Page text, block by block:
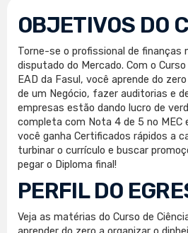
OBJETIVOS DO
Torne-se o profissional de finanças
disputado do Mercado. Com o
EAD da Fasul, você aprende do
de um Negócio, fazer auditorias e
empresas estão dando lucro de
completa com Nota 4 de 5 no MEC
você ganha Certificados rápidos a
turbinar o currículo e buscar
pegar o Diploma final!
PERFIL DO
Veja as matérias do Curso de